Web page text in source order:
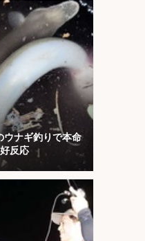
ウナギ釣りで本命
反応